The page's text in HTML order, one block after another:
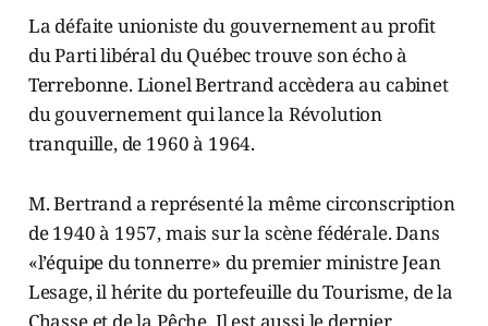
La défaite unioniste du gouvernement au profit
du Parti libéral du Québec trouve son écho à
Terrebonne. Lionel Bertrand accèdera au cabinet
du gouvernement qui lance la Révolution
tranquille, de 1960 à 1964.
M. Bertrand a représenté la même circonscription
de 1940 à 1957, mais sur la scène fédérale. Dans
«l’équipe du tonnerre» du premier ministre Jean
Lesage, il hérite du portefeuille du Tourisme, de la